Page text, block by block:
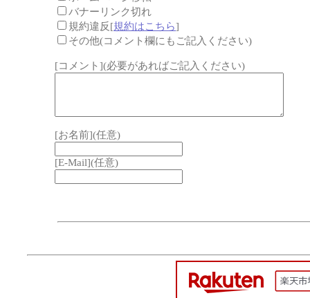
バナーリンク切れ
規約違反[規約はこちら]
その他(コメント欄にもご記入ください)
[コメント](必要があればご記入ください)
[お名前](任意)
[E-Mail](任意)